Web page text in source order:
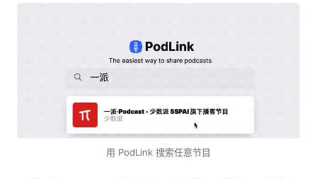
用 PodLink 搜索任意节目